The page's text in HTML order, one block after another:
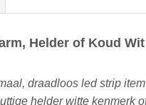
Helder of Koud
draadloos led strip
helder witte kenmerk